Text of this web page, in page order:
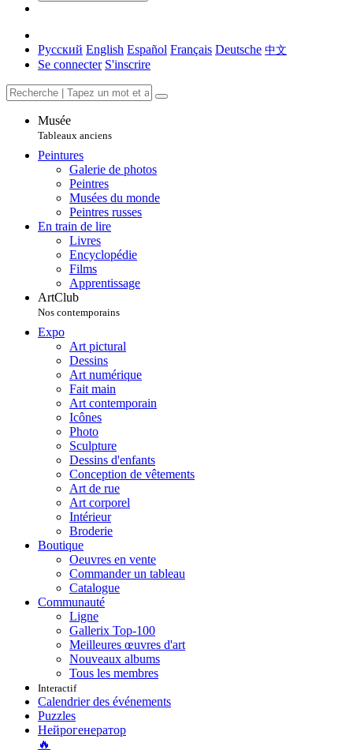
Русский English Español Français Deutsche 中文
Se connecter S'inscrire
Musée
Tableaux anciens
Peintures
Galerie de photos
Peintres
Musées du monde
Peintres russes
En train de lire
Livres
Encyclopédie
Films
Apprentissage
ArtClub
Nos contemporains
Expo
Art pictural
Dessins
Art numérique
Fait main
Art contemporain
Icônes
Photo
Sculpture
Dessins d'enfants
Conception de vêtements
Art de rue
Art corporel
Intérieur
Broderie
Boutique
Oeuvres en vente
Commander un tableau
Catalogue
Communauté
Ligne
Gallerix Top-100
Meilleures œuvres d'art
Nouveaux albums
Tous les membres
Interactif
Calendrier des événements
Puzzles
Нейрогенератор
🔥